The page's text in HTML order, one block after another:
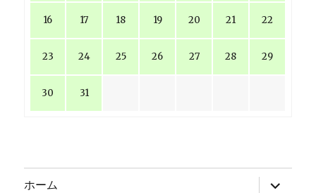
16 17 18 19 20 21 22
23 24 25 26 27 28 29
30 31
ホーム
サ